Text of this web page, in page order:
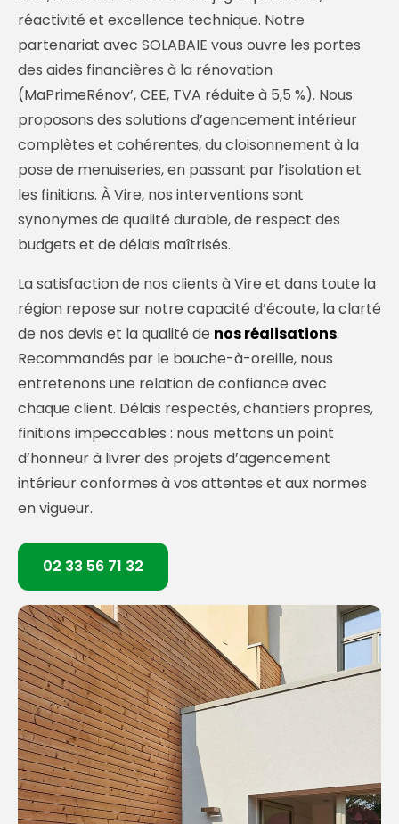
réactivité et excellence technique. Notre
partenariat avec SOLABAIE vous ouvre les portes
des aides financières à la rénovation
(MaPrimeRénov’, CEE, TVA réduite à 5,5 %). Nous
proposons des solutions d’agencement intérieur
complètes et cohérentes, du cloisonnement à la
pose de menuiseries, en passant par l’isolation et
les finitions. À Vire, nos interventions sont
synonymes de qualité durable, de respect des
budgets et de délais maîtrisés.
La satisfaction de nos clients à Vire et dans toute la
région repose sur notre capacité d’écoute, la clarté
de nos devis et la qualité de nos réalisations.
Recommandés par le bouche-à-oreille, nous
entretenons une relation de confiance avec
chaque client. Délais respectés, chantiers propres,
finitions impeccables : nous mettons un point
d’honneur à livrer des projets d’agencement
intérieur conformes à vos attentes et aux normes
en vigueur.
02 33 56 71 32